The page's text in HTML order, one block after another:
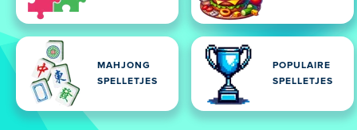
MAHJONG
SPELLETJES
POPULAIRE
SPELLETJES